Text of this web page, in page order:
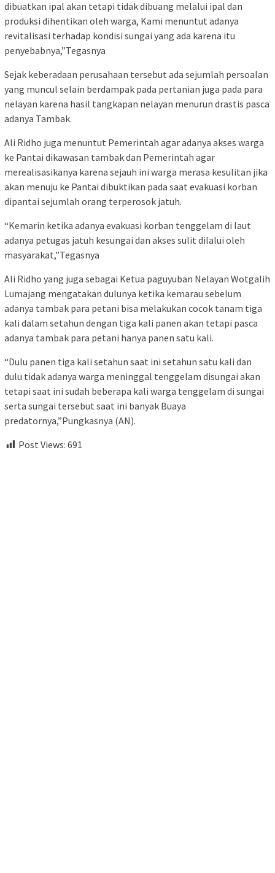
dibuatkan ipal akan tetapi tidak dibuang melalui ipal dan
produksi dihentikan oleh warga, Kami menuntut adanya
revitalisasi terhadap kondisi sungai yang ada karena itu
penyebabnya,”Tegasnya
Sejak keberadaan perusahaan tersebut ada sejumlah persoalan
yang muncul selain berdampak pada pertanian juga pada para
nelayan karena hasil tangkapan nelayan menurun drastis pasca
adanya Tambak.
Ali Ridho juga menuntut Pemerintah agar adanya akses warga
ke Pantai dikawasan tambak dan Pemerintah agar
merealisasikanya karena sejauh ini warga merasa kesulitan jika
akan menuju ke Pantai dibuktikan pada saat evakuasi korban
dipantai sejumlah orang terperosok jatuh.
“Kemarin ketika adanya evakuasi korban tenggelam di laut
adanya petugas jatuh kesungai dan akses sulit dilalui oleh
masyarakat,”Tegasnya
Ali Ridho yang juga sebagai Ketua paguyuban Nelayan Wotgalih
Lumajang mengatakan dulunya ketika kemarau sebelum
adanya tambak para petani bisa melakukan cocok tanam tiga
kali dalam setahun dengan tiga kali panen akan tetapi pasca
adanya tambak para petani hanya panen satu kali.
“Dulu panen tiga kali setahun saat ini setahun satu kali dan
dulu tidak adanya warga meninggal tenggelam disungai akan
tetapi saat ini sudah beberapa kali warga tenggelam di sungai
serta sungai tersebut saat ini banyak Buaya
predatornya,”Pungkasnya (AN).
Post Views: 691